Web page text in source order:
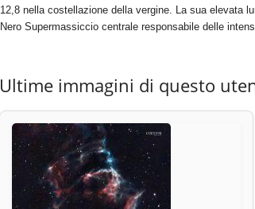
12,8 nella costellazione della vergine. La sua elevata
Nero Supermassiccio centrale responsabile delle
Ultime immagini di questo